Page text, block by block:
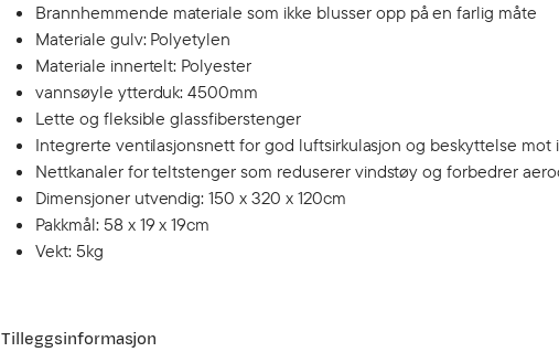
Brannhemmende materiale som ikke blusser opp på en farlig måte
Materiale gulv: Polyetylen
Materiale innertelt: Polyester
vannsøyle ytterduk: 4500mm
Lette og fleksible glassfiberstenger
Integrerte ventilasjonsnett for god luftsirkulasjon og beskyttelse mot
Nettkanaler for teltstenger som reduserer vindstøy og forbedrer
Dimensjoner utvendig: 150 x 320 x 120cm
Pakkmål: 58 x 19 x 19cm
Vekt: 5kg
Tilleggsinformasjon